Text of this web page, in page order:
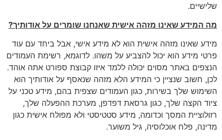
שלישיים.
מה המידע שאינו מזהה אישית שאנחנו שומרים על אודותיך?
מידע שאינו מזהה אישית הוא לא מידע אישי, אבל ביחד עם עוד
פרטי מידע הוא יכול להצביע על משהו. לדוגמא, רשימת העמודים
הנצפים באתר מסוים יכולה ללמד איזו קבוצת ספורט אתה אוהד.
לכן, חשוב שנציין כי המידע הלא מזהה שנאסף על אודותיך הוא
השימוש שלך בשירות, כגון העמודים שצפית בהם, מידע טכני על
ציוד הקצה שלך, כגון גרסאת דפדפן, מערכת ההפעלה שלך,
רזולוציית המסך וכדומה, מידע סטטיסטי ולא מפולח אישית כגון
מדינה, פלח אוכלוסיה, גיל משוער.